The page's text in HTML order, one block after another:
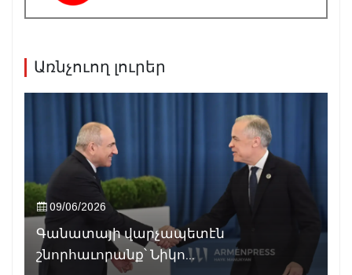
Առնչուող լուրեր
09/06/2026
Գանատայի վարչապետէն
շնորհաւորանք՝ Նիկո...